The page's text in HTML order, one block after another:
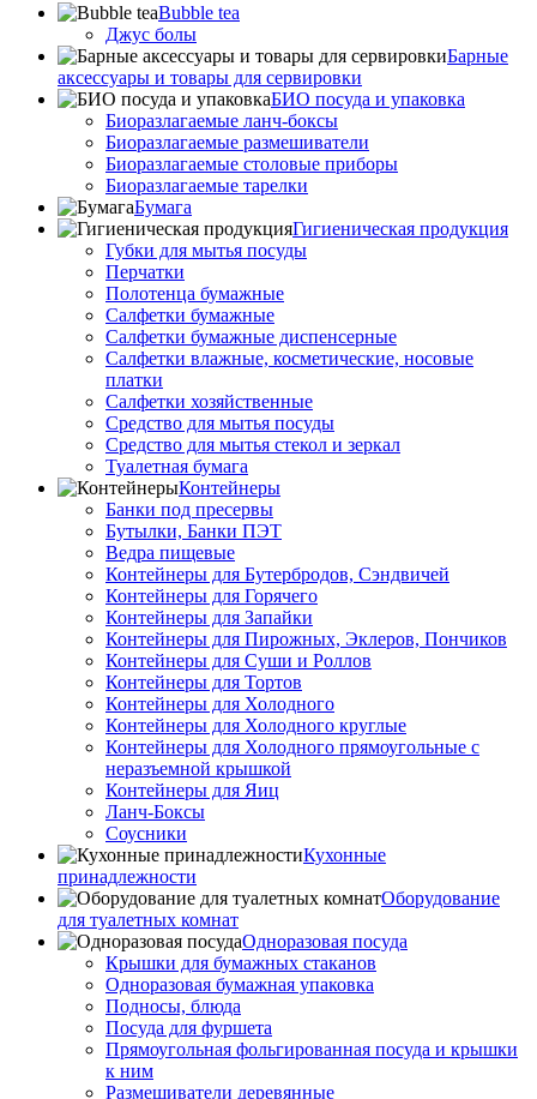
Bubble tea
Джус болы
Барные
аксессуары и товары для сервировки
БИО посуда и упаковка
Биоразлагаемые ланч-боксы
Биоразлагаемые размешиватели
Биоразлагаемые столовые приборы
Биоразлагаемые тарелки
Бумага
Гигиеническая продукция
Губки для мытья посуды
Перчатки
Полотенца бумажные
Салфетки бумажные
Салфетки бумажные диспенсерные
Салфетки влажные, косметические, носовые
платки
Салфетки хозяйственные
Средство для мытья посуды
Средство для мытья стекол и зеркал
Туалетная бумага
Контейнеры
Банки под пресервы
Бутылки, Банки ПЭТ
Ведра пищевые
Контейнеры для Бутербродов, Сэндвичей
Контейнеры для Горячего
Контейнеры для Запайки
Контейнеры для Пирожных, Эклеров, Пончиков
Контейнеры для Суши и Роллов
Контейнеры для Тортов
Контейнеры для Холодного
Контейнеры для Холодного круглые
Контейнеры для Холодного прямоугольные с
неразъемной крышкой
Контейнеры для Яиц
Ланч-Боксы
Соусники
Кухонные
принадлежности
Оборудование
для туалетных комнат
Одноразовая посуда
Крышки для бумажных стаканов
Одноразовая бумажная упаковка
Подносы, блюда
Посуда для фуршета
Прямоугольная фольгированная посуда и крышки
к ним
Размешиватели деревянные